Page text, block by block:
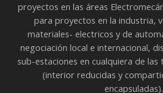
proyectos en las áreas
para proyectos en la industria,
materiales- electricos y de
negociación local e internacional,
sub-estaciones en cualquiera de
(interior reducidas y
encapsuladas).